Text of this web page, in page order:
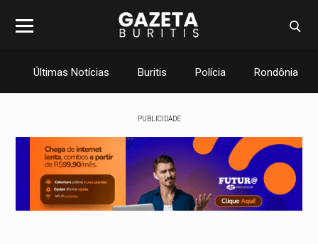
Últimas Notícias Buritis Polícia Rondônia
PUBLICIDADE